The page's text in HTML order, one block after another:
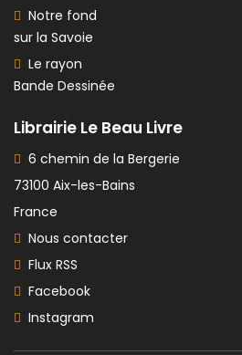
Notre fond
sur la Savoie
Le rayon
Bande Dessinée
Librairie Le Beau Livre
6 chemin de la Bergerie
73100 Aix-les-Bains
France
Nous contacter
Flux RSS
Facebook
Instagram